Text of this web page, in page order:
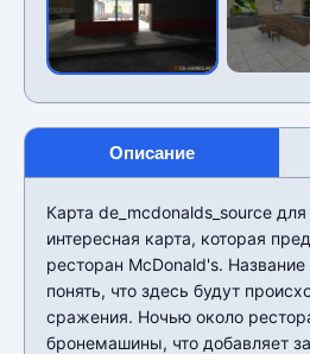
Описание
Карта de_mcdonalds_source
интересная карта, которая
ресторан McDonald's.
понять, что здесь будут
сражения. Ночью около
бронемашины, что добавляет